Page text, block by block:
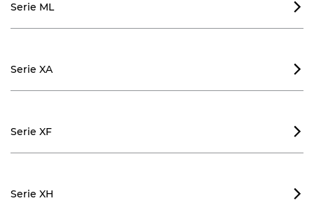
Serie ML 
Serie XA 
Serie XF 
Serie XH 